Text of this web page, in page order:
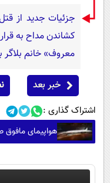
جزئیات جدید از
معروف» خانم بلاگر
خبر بعد
اشتراک گذاری :
هواپیمای